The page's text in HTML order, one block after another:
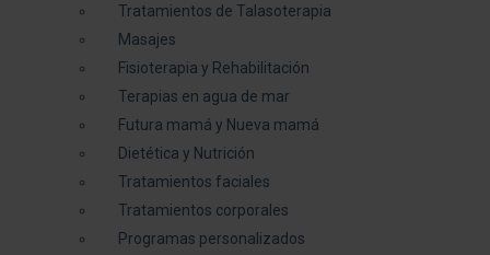
Tratamientos de Talasoterapia
Masajes
Fisioterapia y Rehabilitación
Terapias en agua de mar
Futura mamá y Nueva mamá
Dietética y Nutrición
Tratamientos faciales
Tratamientos corporales
Programas personalizados